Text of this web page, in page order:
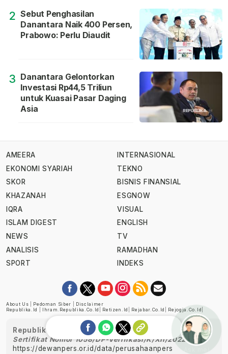
2 Sebut Penghasilan
Danantara Naik 400 Persen,
Prabowo: Perlu Diaudit
3 Danantara Gelontorkan
Investasi Rp44,5 Triliun
untuk Kuasai Pasar Daging
Asia
AMEERA
EKONOMI SYARIAH
SKOR
KHAZANAH
IQRA
ISLAM DIGEST
NEWS
ANALISIS
SPORT
INTERNASIONAL
TEKNO
BISNIS FINANSIAL
ESGNOW
VISUAL
ENGLISH
TV
RAMADHAN
INDEKS
About Us Pedoman Siber
Disclaimer
Republika.id
Ihram.republika.co.id Retizen.id Rejabar.co.id Rejogja.co.id
Republika telah diverifikasi oleh Dewan Pers
Sertifikat Nomor 1058/DP-Verifikasi/K/XII/2022
https://dewanpers.or.id/data/perusahaanpers